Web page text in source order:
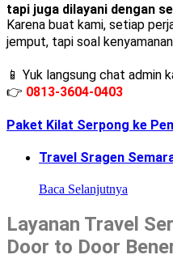
tapi juga dilayani dengan
Karena buat kami, setiap
jemput, tapi soal
📱 Yuk langsung chat admin
👉 0813-3604-0403
Paket Kilat Serpong ke
Travel Sragen
Baca Selanjutnya
Layanan Travel
Door to Door